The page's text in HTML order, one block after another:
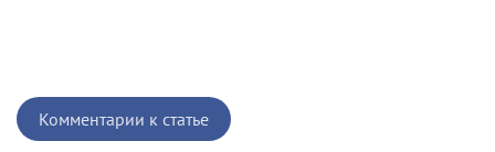
Комментарии к статье